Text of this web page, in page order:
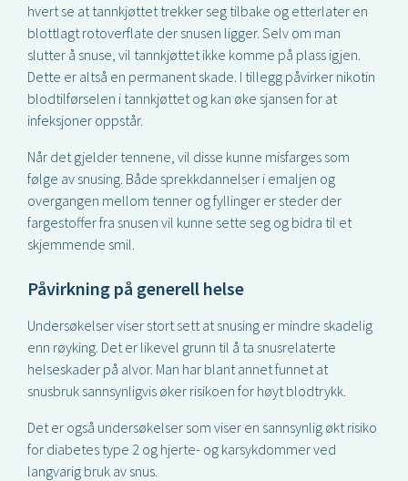
hvert se at tannkjøttet trekker seg tilbake og etterlater en
blottlagt rotoverflate der snusen ligger. Selv om man
slutter å snuse, vil tannkjøttet ikke komme på plass igjen.
Dette er altså en permanent skade. I tillegg påvirker nikotin
blodtilførselen i tannkjøttet og kan øke sjansen for at
infeksjoner oppstår.
Når det gjelder tennene, vil disse kunne misfarges som
følge av snusing. Både sprekkdannelser i emaljen og
overgangen mellom tenner og fyllinger er steder der
fargestoffer fra snusen vil kunne sette seg og bidra til et
skjemmende smil.
Påvirkning på generell helse
Undersøkelser viser stort sett at snusing er mindre skadelig
enn røyking. Det er likevel grunn til å ta snusrelaterte
helseskader på alvor. Man har blant annet funnet at
snusbruk sannsynligvis øker risikoen for høyt blodtrykk.
Det er også undersøkelser som viser en sannsynlig økt risiko
for diabetes type 2 og hjerte- og karsykdommer ved
langvarig bruk av snus.